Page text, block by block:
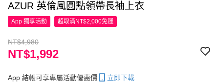
AZUR 英倫風圓點領帶長袖上衣
App 獨享活動 超取滿NT$2,000免運
NT$4,980
NT$1,992
App 結帳可享專屬活動優惠價
立即下載